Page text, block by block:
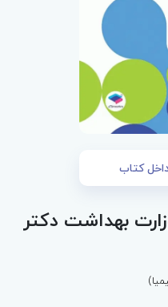
کتاب
بهداشت دکتر